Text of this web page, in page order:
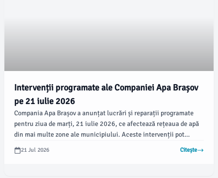
Intervenții programate ale Companiei Apa Brașov
pe 21 iulie 2026
Compania Apa Brașov a anunțat lucrări și reparații programate
pentru ziua de marți, 21 iulie 2026, ce afectează rețeaua de apă
din mai multe zone ale municipiului. Aceste intervenții pot
provoca întreruperi temporare ale alimentării cu apă și disconfort
pentru locuitori, motiv pentru care cetățenii sunt invitați să se
21 Jul 2026 Citește